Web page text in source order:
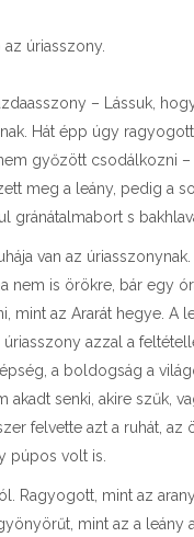
úriasszony.
– Lássuk,
Hát épp úgy
győzött csodálkozni
meg a leány, pedig a
gránátalmabort s
van az
nem is örökre, bár egy
mint az Ararát hegye. A
azzal a
a boldogság a
akadt senki, akire szűk,
felvette azt a ruhát,
púpos volt is.
Ragyogott, mint az
mint az a leány